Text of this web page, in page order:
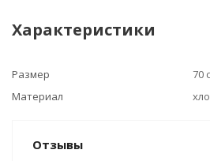
Характеристики
Размер
70
Материал
Отзывы